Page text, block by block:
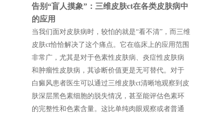
告别“盲人摸象”：三维皮肤ct在各类皮肤病中
的应用
当我们面对皮肤病时，较怕的就是“看不清”，而三维
皮肤ct恰恰解决了这个痛点。它在临床上的应用范围
非常广，尤其是对于色素性皮肤病、炎症性皮肤病
和肿瘤性皮肤病，其诊断价值更是无可替代。对于
白癜风患者医生可以通过三维皮肤ct清晰地观察到皮
肤深层黑色素细胞的脱失情况，甚至能评估色素环
的完整性和色素含量。这比单纯肉眼观察或者普通